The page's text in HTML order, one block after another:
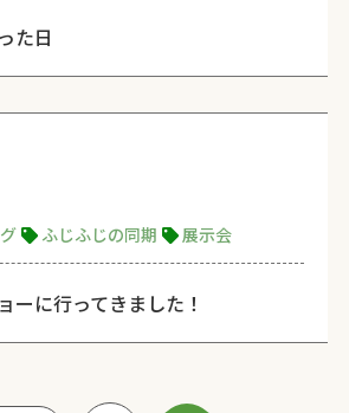
た日
ふじふじの同期 展示会
ーに行ってきました！